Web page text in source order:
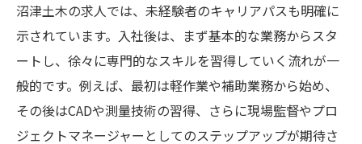
未経験者をサポートする具体的な内容
安心して働けるためのサポート体制
地元密着沼津土木求人でのキャリアアップの可
能性
地元密着型求人のキャリアアップの魅力
沼津土木の求人では、未経験者のキャリアパスも明確に
示されています。入社後は、まず基本的な業務からスタ
ートし、徐々に専門的なスキルを習得していく流れが一
般的です。例えば、最初は軽作業や補助業務から始め、
その後はCADや測量技術の習得、さらに現場監督やプロ
ジェクトマネージャーとしてのステップアップが期待さ